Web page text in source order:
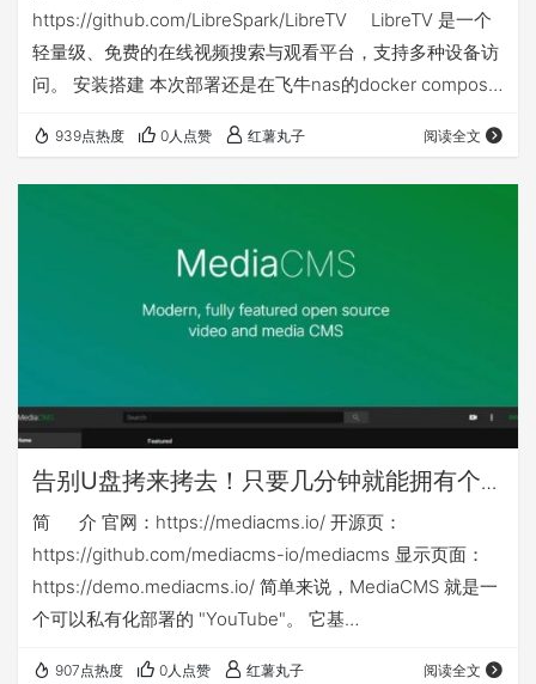
https://github.com/LibreSpark/LibreTV LibreTV 是一个
轻量级、免费的在线视频搜索与观看平台，支持多种设备访
问。 安装搭建 本次部署还是在飞牛nas的docker compose
其他nas可能还需对应修改nas侧映射目录或手动建立nas侧
目录 本篇相关yml等文件下载链接： ht…
939点热度 0人点赞 红薯丸子 阅读全文
告别U盘拷来拷去！只要几分钟就能拥有个
人或企业专属「影音库」：mediacms
简 介 官网：https://mediacms.io/ 开源页：
https://github.com/mediacms-io/mediacms 显示页面：
https://demo.mediacms.io/ 简单来说，MediaCMS 就是一
个可以私有化部署的 "YouTube"。 它基
907点热度 0人点赞 红薯丸子 阅读全文